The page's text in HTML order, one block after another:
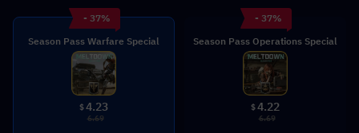
- 37%
Season Pass Warfare Special
$4.23
6.69
- 37%
Season Pass Operations Special
$4.22
6.69